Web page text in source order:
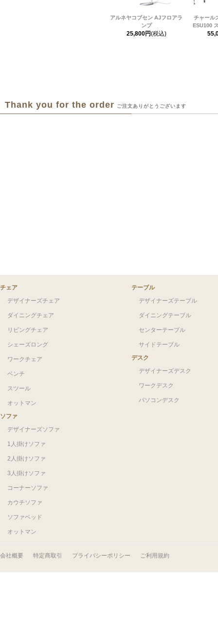
アルネヤコブセン AJフロアラ
ンプ
25,800円(税込)
チャール
ESU100
Thank you for the order ご注文ありがとうございます
チェア
デザイナーズチェア
ダイニングチェア
リビングチェア
シェーズロング
ワークチェア
ベンチ
スツール
オットマン
ソファ
デザイナーズソファ
1人掛けソファ
2人掛けソファ
3人掛けソファ
コーナーソファ
カウチソファ
ソファベッド
オットマン
テーブル
デザイナーズテーブル
ダイニングテーブル
センターテーブル
サイドテーブル
デスク
デザイナーズデスク
ワークデスク
パソコンデスク
会社概要 特定商取引 プライバシーポリシー ご利用規約